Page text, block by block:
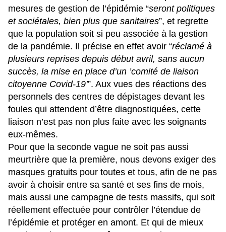
mesures de gestion de l’épidémie “seront politiques
et sociétales, bien plus que sanitaires”, et regrette
que la population soit si peu associée à la gestion
de la pandémie. Il précise en effet avoir “réclamé à
plusieurs reprises depuis début avril, sans aucun
succès, la mise en place d’un ’comité de liaison
citoyenne Covid-19’”. Aux vues des réactions des
personnels des centres de dépistages devant les
foules qui attendent d’être diagnostiquées, cette
liaison n’est pas non plus faite avec les soignants
eux-mêmes.
Pour que la seconde vague ne soit pas aussi
meurtrière que la première, nous devons exiger des
masques gratuits pour toutes et tous, afin de ne pas
avoir à choisir entre sa santé et ses fins de mois,
mais aussi une campagne de tests massifs, qui soit
réellement effectuée pour contrôler l’étendue de
l’épidémie et protéger en amont. Et qui de mieux